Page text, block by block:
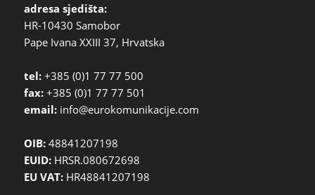
adresa sjedišta:
HR-10430 Samobor
Pape Ivana XXIII 37, Hrvatska
tel:+385 (0)1 77 77 500
fax:+385 (0)1 77 77 501
email:info@eurokomunikacije.com
OIB:48841207198
EUID:HRSR.080672698
EU VAT:HR48841207198